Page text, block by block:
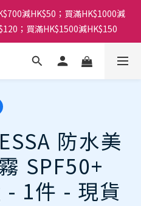
減HK$50；買滿HK$1000減
；買滿HK$1500減HK$150
防水美
SPF50+
- 1件 - 現貨